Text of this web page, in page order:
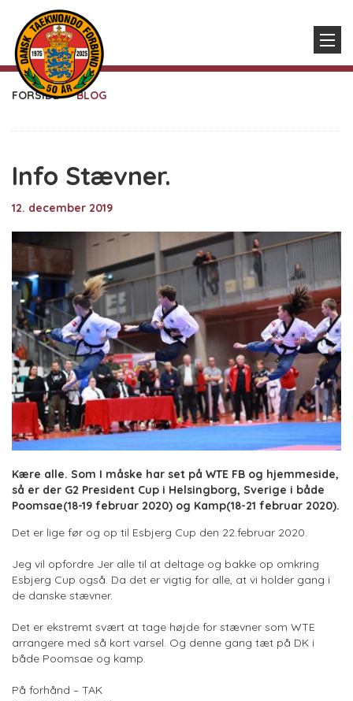
FORSIDE BLOG
Info Stævner.
12. december 2019
Kære alle. Som I måske har set på WTE FB og hjemmeside,
så er der G2 President Cup i Helsingborg, Sverige i både
Poomsae(18-19 februar 2020) og Kamp(18-21 februar 2020).
Det er lige før og op til Esbjerg Cup den 22.februar 2020.
Jeg vil opfordre Jer alle til at deltage og bakke op omkring
Esbjerg Cup også. Da det er vigtig for alle, at vi holder gang i
de danske stævner.
Det er ekstremt svært at tage højde for stævner som WTE
arrangere med så kort varsel. Og denne gang tæt på DK i
både Poomsae og kamp.
På forhånd – TAK